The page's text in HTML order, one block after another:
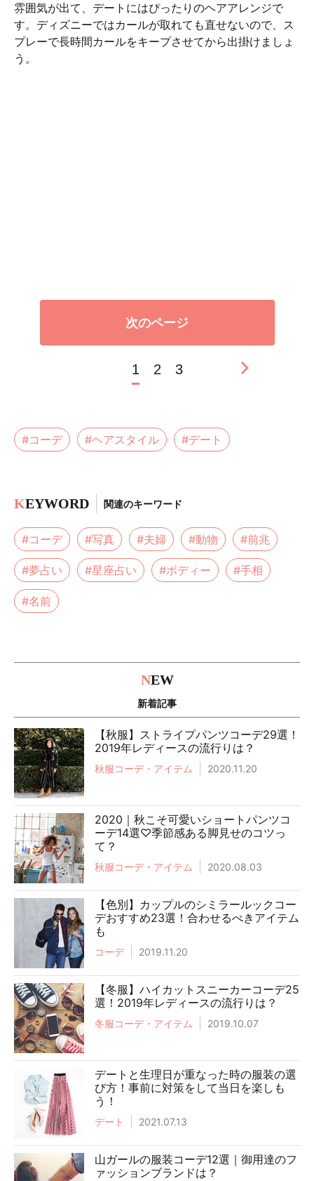
雰囲気が出て、デートにはぴったりのヘアアレンジで
す。ディズニーではカールが取れても直せないので、ス
プレーで長時間カールをキープさせてから出掛けましょ
う。
次のページ
1 2 3
#コーデ #ヘアスタイル #デート
KEYWORD 関連のキーワード
#コーデ #写真 #夫婦 #動物 #前兆
#夢占い #星座占い #ボディー #手相
#名前
NEW
新着記事
【秋服】ストライプパンツコーデ29選！
2019年レディースの流行りは？
秋服コーデ・アイテム 2020.11.20
2020｜秋こそ可愛いショートパンツコ
ーデ14選♡季節感ある脚見せのコツっ
て？
秋服コーデ・アイテム 2020.08.03
【色別】カップルのシミラールックコー
デおすすめ23選！合わせるべきアイテム
も
コーデ 2019.11.20
【冬服】ハイカットスニーカーコーデ25
選！2019年レディースの流行りは？
冬服コーデ・アイテム 2019.10.07
デートと生理日が重なった時の服装の選
び方！事前に対策をして当日を楽しも
う！
デート 2021.07.13
山ガールの服装コーデ12選｜御用達のフ
ァッションブランドは？